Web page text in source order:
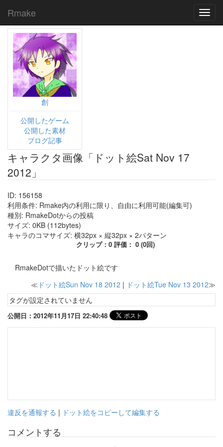
Rmake
創
公開したゲーム
公開した素材
ブログ記事
キャラクタ画像「ドット絵Sat Nov 17
2012」
ID: 156158
利用条件: Rmake内の利用に限り、自由に利用可能(編集可)
種別: RmakeDotからの投稿
サイズ: 0KB (112bytes)
キャラのコマサイズ: 横32px × 縦32px × 2パターン
クリップ：0 評価： 0 (0回)
RmakeDotで描いたドット絵です
≪ ドット絵Sun Nov 18 2012 | ドット絵Tue Nov 13 2012≫
タグが設定されていません
公開日：2012年11月17日 22:40:48
違反を通報する | ドット絵をコピーして編集する
コメントする